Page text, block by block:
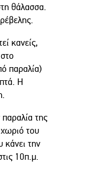
θάλασσα.
κανείς,
παραλία)
Η
της
χωριό του
κάνει την
10π.μ.